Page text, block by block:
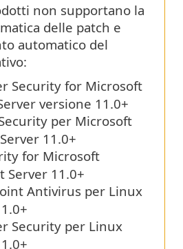
non supportano la
delle patch e
automatico del
Security for Microsoft
versione 11.0+
Security per Microsoft
11.0+
for Microsoft
Server 11.0+
Antivirus per Linux
Security per Linux